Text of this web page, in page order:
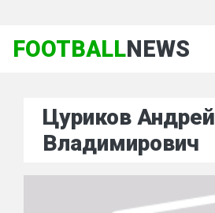
FOOTBALLNEWS
Цуриков Андрей
Владимирович